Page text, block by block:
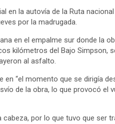
en la autovía de la Ruta
por la madrugada.
en el empalme sur donde la
kilómetros del Bajo Simpson,
al asfalto.
“el momento que se dirigía
de la obra, lo que provocó el
por lo que tuvo que ser